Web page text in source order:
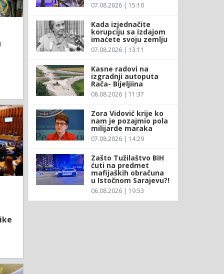
07.08.2026 | 15:10
Kada izjednačite
korupciju sa izdajom
imaćete svoju zemlju
07.08.2026 | 13:11
Kasne radovi na
izgradnji autoputa
Rača- Bijeljiina
08.08.2026 | 11:37
Zora Vidović krije ko
nam je pozajmio pola
milijarde maraka
07.08.2026 | 14:29
Zašto Tužilaštvo BiH
ćuti na predmet
mafijaških obračuna
u Istočnom Sarajevu?!
06.08.2026 | 19:53